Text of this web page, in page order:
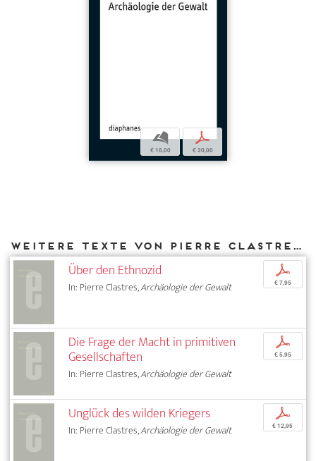
b
€ 18,00
p
€ 20,00
Weitere Texte von Pierre Clastres bei DIAPHANES
Über den Ethnozid
In: Pierre Clastres,Archäologie der Gewalt
p
€ 7,95
Die Frage der Macht in primitiven
Gesellschaften
In: Pierre Clastres,Archäologie der Gewalt
p
€ 5,95
Unglück des wilden Kriegers
In: Pierre Clastres,Archäologie der Gewalt
p
€ 12,95